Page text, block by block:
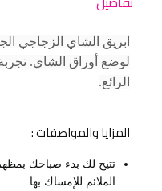
ابريق الشاي الزجاجي
لوضع أوراق الشاي.
الرائع.
المزايا والمواصفات :
تتيح لك بدء صباحك
الملائم للإمساك بها